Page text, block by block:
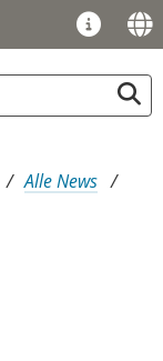
Alle News